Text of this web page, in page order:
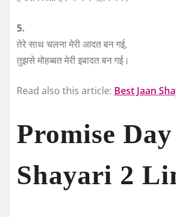
5.
तेरे साथ चलना मेरी आदत बन गई,
तुझसे मोहब्बत मेरी इबादत बन गई।
Read also this article: Best Jaan
Promise Day
Shayari 2